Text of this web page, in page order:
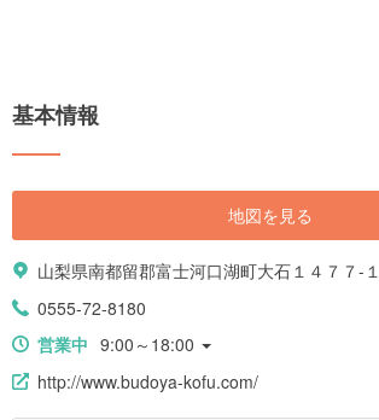
基本情報
地図を見る
山梨県南都留郡富士河口湖町大石１４７７-１
0555-72-8180
営業中 9:00～18:00
http://www.budoya-kofu.com/